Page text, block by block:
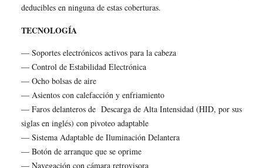
deducibles en ninguna de estas coberturas.
TECNOLOGÍA
— Soportes electrónicos activos para la cabeza
— Control de Estabilidad Electrónica
— Ocho bolsas de aire
— Asientos con calefacción y enfriamiento
— Faros delanteros de Descarga de Alta Intensidad (HID, por sus
siglas en inglés) con pivoteo adaptable
— Sistema Adaptable de Iluminación Delantera
— Botón de arranque que se oprime
— Navegación con cámara retrovisora